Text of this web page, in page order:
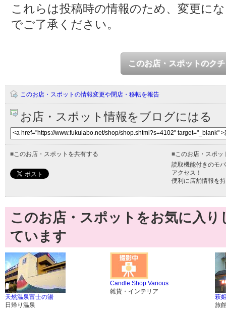
これらは投稿時の情報のため、変更に
でご了承ください。
このお店・スポットのク
このお店・スポットの情報変更や閉店・移転を報告
お店・スポット情報をブログにはる
■ このお店・スポットを共有する ■ このお店・スポ
読取機能付きのモ
アクセス！
便利に店舗情報を
このお店・スポットをお気に入
ています
天然温泉富士の湯
日帰り温泉
Candle Shop Various
雑貨・インテリア
萩
旅